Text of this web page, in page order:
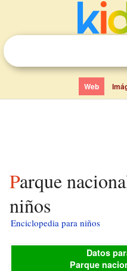
Web
Parque nacional Amboró para
niños
Enciclopedia para niños
Datos
Parque